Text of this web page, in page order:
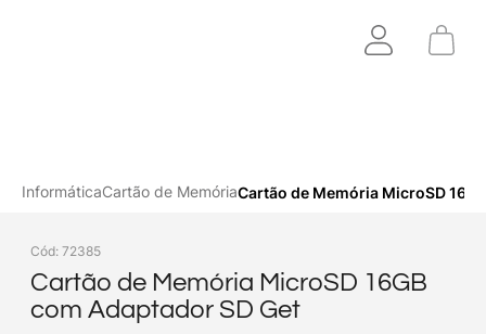
InformáticaCartão de MemóriaCartão de Memória MicroSD
Cód: 72385
Cartão de Memória MicroSD 16GB
com Adaptador SD Get